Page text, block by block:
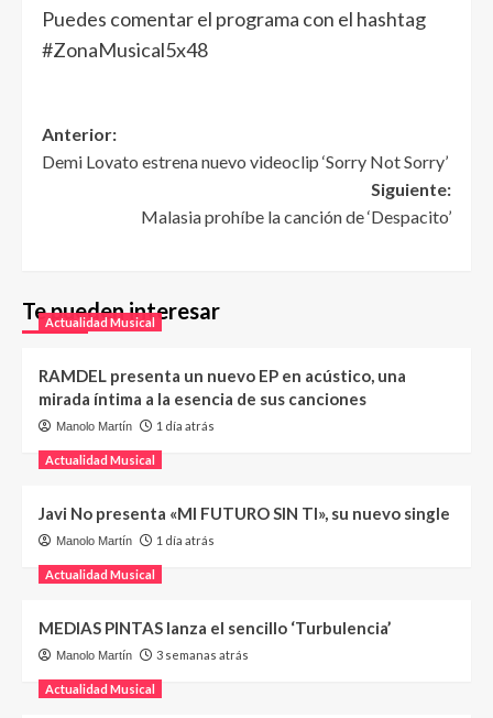
Puedes comentar el programa con el hashtag
#ZonaMusical5x48
Anterior:
Demi Lovato estrena nuevo videoclip ‘Sorry Not Sorry’
Siguiente:
Malasia prohíbe la canción de ‘Despacito’
Te pueden interesar
Actualidad Musical
RAMDEL presenta un nuevo EP en acústico, una
mirada íntima a la esencia de sus canciones
Manolo Martín 1 día atrás
Actualidad Musical
Javi No presenta «MI FUTURO SIN TI», su nuevo single
Manolo Martín 1 día atrás
Actualidad Musical
MEDIAS PINTAS lanza el sencillo ‘Turbulencia’
Manolo Martín 3 semanas atrás
Actualidad Musical